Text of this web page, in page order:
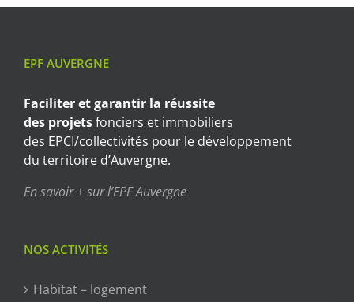
EPF AUVERGNE
Faciliter et garantir la réussite
des projetsfonciers et immobiliers
des EPCI/collectivités pour le développement
du territoire d’Auvergne.
En savoir + sur l’EPF Auvergne
NOS ACTIVITÉS
Habitat – logement